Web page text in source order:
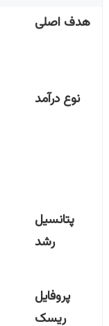
هدف اصلی
نوع درآمد
پتانسیل
رشد
پروفایل
ریسک